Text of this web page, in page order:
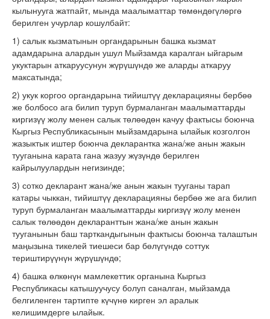
кылынууга жатпайт, мында маалыматтар төмөндөгүлөргө
берилген учурлар кошулбайт:
1) салык кызматынын органдарынын башка кызмат
адамдарына алардын ушул Мыйзамда каралган ыйгарым
укуктарын аткаруусунун жүрүшүндө же аларды аткаруу
максатында;
2) укук коргоо органдарына тийиштүү декларацияны бербөө
же болбосо ага билип туруп бурмаланган маалыматтарды
киргизүү жолу менен салык төлөөдөн качуу фактысы боюнча
Кыргыз Республикасынын мыйзамдарына ылайык козголгон
жазыктык иштер боюнча декларантка жана/же анын жакын
тууганына карата гана жазуу жүзүндө берилген
кайрылуулардын негизинде;
3) сотко декларант жана/же анын жакын тууганы тарап
катары чыккан, тийиштүү декларацияны бербөө же ага билип
туруп бурмаланган маалыматтарды киргизүү жолу менен
салык төлөөдөн декларанттын жана/же анын жакын
тууганынын баш тарткандыгынын фактысы боюнча талаштын
маңызына тикелей тиешеси бар бөлүгүндө соттук
териштирүүнүн жүрүшүндө;
4) башка өлкөнүн мамлекеттик органына Кыргыз
Республикасы катышуучусу болуп саналган, мыйзамда
белгиленген тартипте күчүнө кирген эл аралык
келишимдерге ылайык.